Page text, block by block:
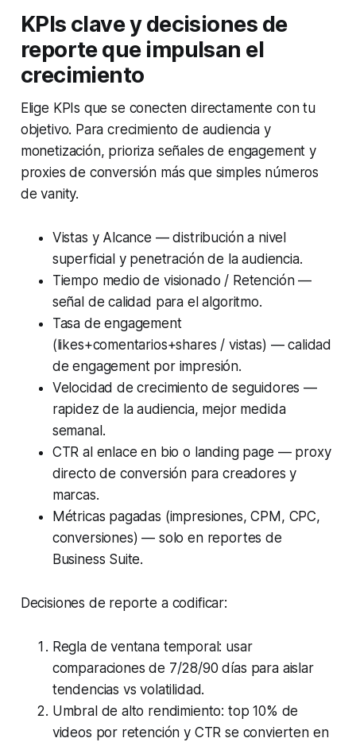
KPIs clave y decisiones de
reporte que impulsan el
crecimiento
Elige KPIs que se conecten directamente con tu
objetivo. Para crecimiento de audiencia y
monetización, prioriza señales de engagement y
proxies de conversión más que simples números
de vanity.
Vistas y Alcance — distribución a nivel
superficial y penetración de la audiencia.
Tiempo medio de visionado / Retención —
señal de calidad para el algoritmo.
Tasa de engagement
(likes+comentarios+shares / vistas) — calidad
de engagement por impresión.
Velocidad de crecimiento de seguidores —
rapidez de la audiencia, mejor medida
semanal.
CTR al enlace en bio o landing page — proxy
directo de conversión para creadores y
marcas.
Métricas pagadas (impresiones, CPM, CPC,
conversiones) — solo en reportes de
Business Suite.
Decisiones de reporte a codificar:
Regla de ventana temporal: usar
comparaciones de 7/28/90 días para aislar
tendencias vs volatilidad.
Umbral de alto rendimiento: top 10% de
videos por retención y CTR se convierten en